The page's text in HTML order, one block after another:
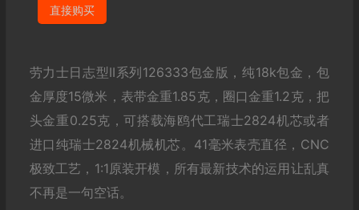
直接购买
劳力士日志型II系列126333包金版，纯18k包金，包
金厚度15微米，表带金重1.85克，圈口金重1.2克，把
头金重0.25克，可搭载海鸥代工瑞士2824机芯或者
进口纯瑞士2824机械机芯。41毫米表壳直径，CNC
极致工艺，1:1原装开模，所有最新技术的运用让乱真
不再是一句空话。